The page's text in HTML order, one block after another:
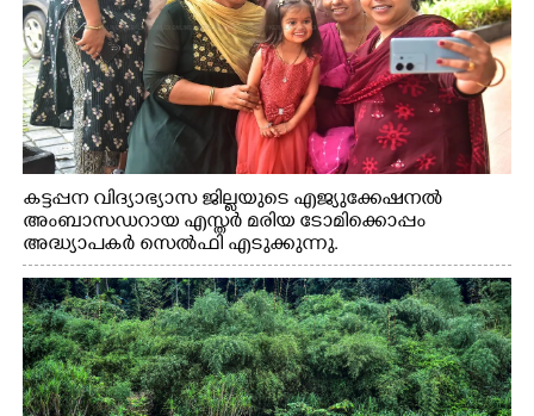
കട്ടപ്പന വിദ്യാഭ്യാസ ജില്ലയുടെ എജ്യുക്കേഷനൽ
അംബാസഡറായ എസ്തർ മരിയ ടോമിക്കൊപ്പം
അദ്ധ്യാപകർ സെൽഫി എടുക്കുന്നു.